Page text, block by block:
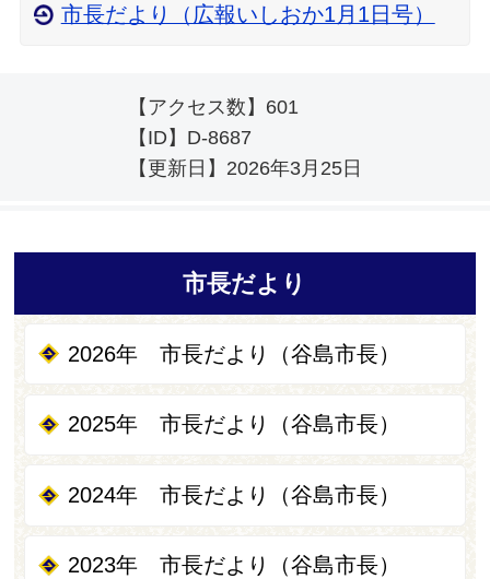
市長だより（広報いしおか1月1日号）
【アクセス数】 601
【ID】 D-8687
【更新日】 2026年3月25日
市長だより
2026年 市長だより（谷島市長）
2025年 市長だより（谷島市長）
2024年 市長だより（谷島市長）
2023年 市長だより（谷島市長）